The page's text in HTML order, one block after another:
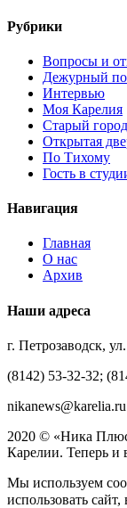
Рубрики
Вопросы и
Дежурный по
Интервью
Моя Карелия
Старый город
Открытая
По Тихому
Гость в
Навигация
Главная
О нас
Архив
Наши адреса
г. Петрозаводск,
(8142) 53-32-32;
nikanews@karelia.ru
2020 © «Ника
Карелии. Теперь и
Мы используем
использовать